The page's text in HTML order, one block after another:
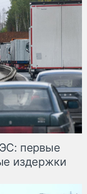
первые
издержки